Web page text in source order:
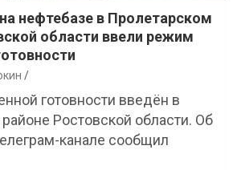
нефтебазе в Пролетарском
области ввели режим
готовности введён в
Ростовской области. Об
канале сообщил